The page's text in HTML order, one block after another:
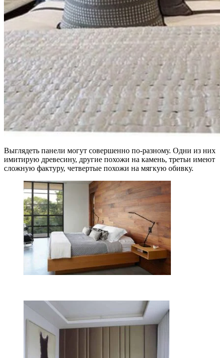
Выглядеть панели могут совершенно по-разному. Одни из них
имитирую древесину, другие похожи на камень, третьи имеют
сложную фактуру, четвертые похожи на мягкую обивку.